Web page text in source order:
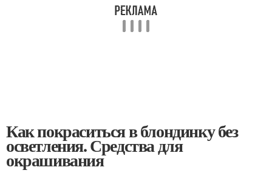
Как покраситься в блондинку без
осветления. Средства для
окрашивания